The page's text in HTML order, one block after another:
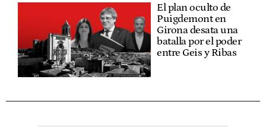
El plan oculto de
Puigdemont en
Girona desata una
batalla por el poder
entre Geis y Ribas